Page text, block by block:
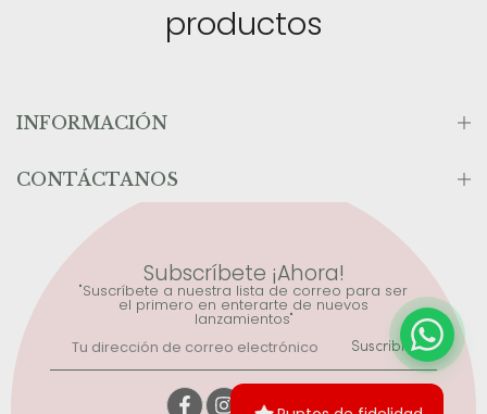
productos
INFORMACIÓN
CONTÁCTANOS
Subscríbete ¡Ahora!
"Suscríbete a nuestra lista de correo para ser
el primero en enterarte de nuevos
lanzamientos"
Suscribirse